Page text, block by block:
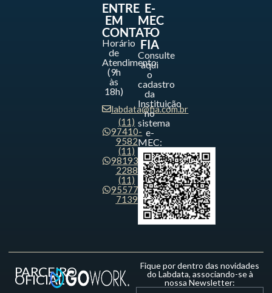
ENTRE
EM
CONTATO
Horário
de
Atendimento
(9h
às
18h)
labdata@fia.com.br
(11)
97410-
9582
(11)
98193-
2288
(11)
95577-
7139
E-
MEC
-
FIA
Consulte
aqui
o
cadastro
da
Instituição
no
sistema
e-
MEC:
PARCEIRO
OFICIAL
Fique por dentro das novidades
do Labdata, associando-se à
nossa Newsletter: